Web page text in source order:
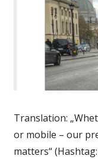
Translation:
or mobile – our
matters“